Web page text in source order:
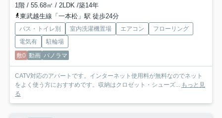
1階 / 55.68㎡ / 2LDK /築14年
東武越生線「一本松」駅 徒歩24分
バス・トイレ別 室内洗濯機置場 エアコン
フローリング
電気有
駐輪場
敷0 動画 パノラマ
CATV対応のアパートです。インターネット使用料が無料なのでネット
をよく使う方におすすめです。収納はクロゼット・シューズ... もっと見
る